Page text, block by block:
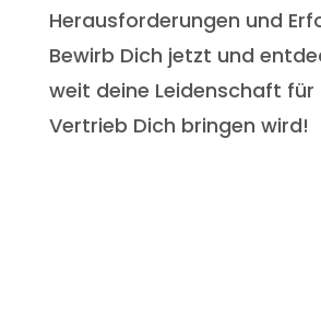
Herausforderungen und
Bewirb Dich jetzt und
weit deine Leidenschaft für
Vertrieb Dich bringen wird!